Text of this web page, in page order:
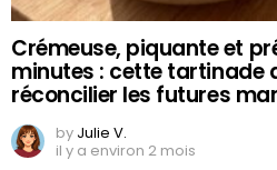
Crémeuse, piquante et
minutes : cette tartinade
réconcilier les futures
by Julie V.
il y a environ 2 mois